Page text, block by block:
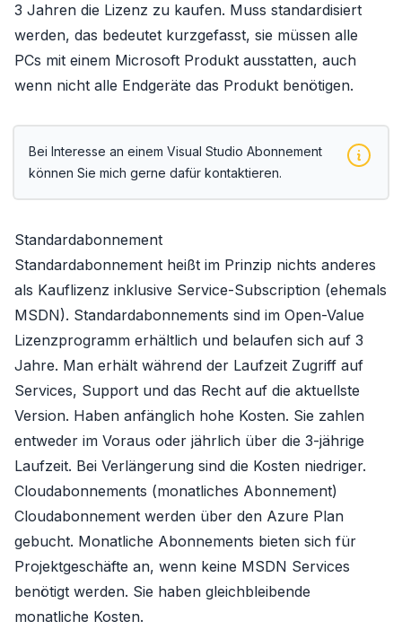
3 Jahren die Lizenz zu kaufen. Muss standardisiert
werden, das bedeutet kurzgefasst, sie müssen alle
PCs mit einem Microsoft Produkt ausstatten, auch
wenn nicht alle Endgeräte das Produkt benötigen.
Bei Interesse an einem Visual Studio Abonnement
können Sie mich gerne dafür kontaktieren.
Standardabonnement
Standardabonnement heißt im Prinzip nichts anderes
als Kauflizenz inklusive Service-Subscription (ehemals
MSDN). Standardabonnements sind im Open-Value
Lizenzprogramm erhältlich und belaufen sich auf 3
Jahre. Man erhält während der Laufzeit Zugriff auf
Services, Support und das Recht auf die aktuellste
Version. Haben anfänglich hohe Kosten. Sie zahlen
entweder im Voraus oder jährlich über die 3-jährige
Laufzeit. Bei Verlängerung sind die Kosten niedriger.
Cloudabonnements (monatliches Abonnement)
Cloudabonnement werden über den Azure Plan
gebucht. Monatliche Abonnements bieten sich für
Projektgeschäfte an, wenn keine MSDN Services
benötigt werden. Sie haben gleichbleibende
monatliche Kosten.